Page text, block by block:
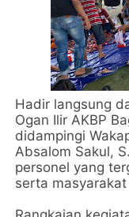
Hadir langsung
Ogan Ilir AKBP
didampingi
Absalom Sakul,
personel yang
serta